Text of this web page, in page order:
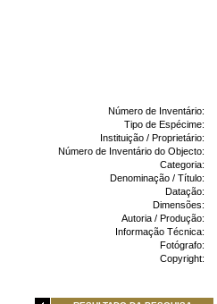
Número de Inventário:
Tipo de Espécime:
Instituição / Proprietário:
Número de Inventário do Objecto:
Categoria:
Denominação / Título:
Datação:
Dimensões:
Autoria / Produção:
Informação Técnica:
Fotógrafo:
Copyright: